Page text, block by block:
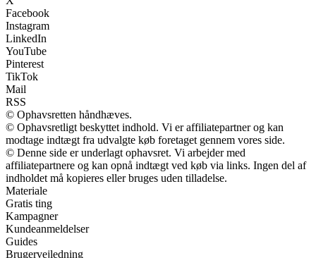
Facebook
Instagram
LinkedIn
YouTube
Pinterest
TikTok
Mail
RSS
© Ophavsretten håndhæves.
© Ophavsretligt beskyttet indhold. Vi er affiliatepartner og kan
modtage indtægt fra udvalgte køb foretaget gennem vores side.
© Denne side er underlagt ophavsret. Vi arbejder med
affiliatepartnere og kan opnå indtægt ved køb via links. Ingen del af
indholdet må kopieres eller bruges uden tilladelse.
Materiale
Gratis ting
Kampagner
Kundeanmeldelser
Guides
Brugervejledning